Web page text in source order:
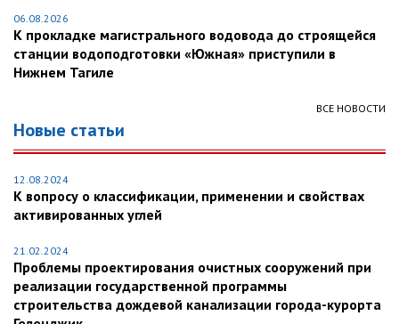
06.08.2026
К прокладке магистрального водовода до строящейся
станции водоподготовки «Южная» приступили в
Нижнем Тагиле
ВСЕ НОВОСТИ
Новые статьи
12.08.2024
К вопросу о классификации, применении и свойствах
активированных углей
21.02.2024
Проблемы проектирования очистных сооружений при
реализации государственной программы
строительства дождевой канализации города-курорта